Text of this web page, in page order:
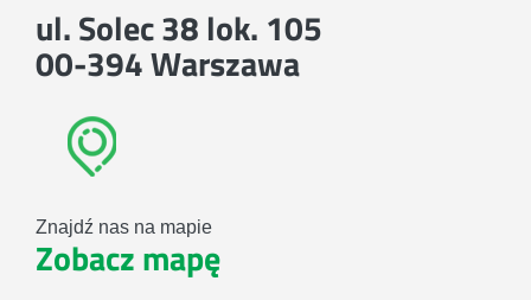
ul. Solec 38 lok. 105
00-394 Warszawa
Znajdź nas na mapie
Zobacz mapę